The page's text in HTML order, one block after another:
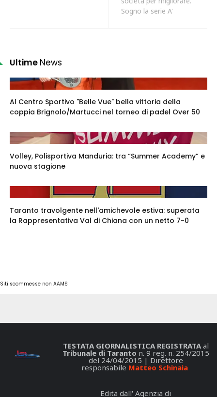
Sogno la serie A'
Ultime News
Al Centro Sportivo "Belle Vue" bella vittoria della
coppia Brignolo/Martucci nel torneo di padel Over 50
Volley, Polisportiva Manduria: tra “Summer Academy” e
nuova stagione
Taranto travolgente nell'amichevole estiva: superata
la Rappresentativa Val di Chiana con un netto 7-0
Siti scommesse non AAMS
TESTATA GIORNALISTICA REGISTRATAal
Tribunale di Taranto n. 9 reg. n. 254/2015
del 24/04/2015 | Direttore
responsabile Matteo Schinaia
Edita dall' Agenzia di